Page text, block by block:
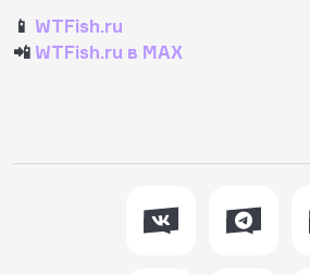
📱 WTFish.ru
📲 WTFish.ru в MAX